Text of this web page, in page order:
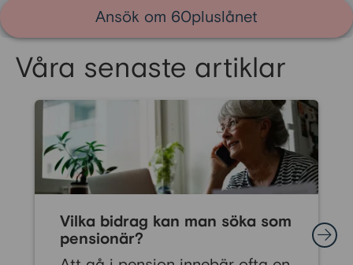
Ansök om 60pluslånet
Våra senaste artiklar
Vilka bidrag kan man söka som
pensionär?